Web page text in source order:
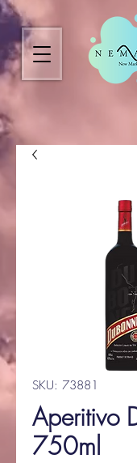
SKU: 73881
Aperitivo
750ml